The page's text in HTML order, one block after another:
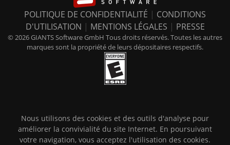
POLITIQUE DE CONFIDENTIALITÉ | CONDITIONS
D'UTILISATION | MENTIONS LÉGALES | PRESSE
© 2026 GIANTS Software GmbH Tous droits réservés. Toutes les autres
marques sont la propriété de leurs dépositaires respectifs.
Nous utilisons des cookies et des outils d'analyse pour
améliorer la convivialité du site Internet. En poursuivant
votre navigation, vous acceptez l'utilisation des cookies.